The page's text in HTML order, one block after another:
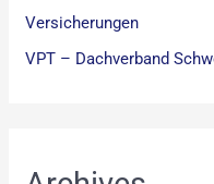
Versicherungen
VPT – Dachverband